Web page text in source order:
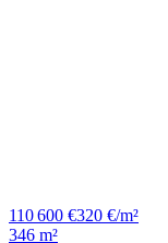
110 600 €320 €/m²
346 m²